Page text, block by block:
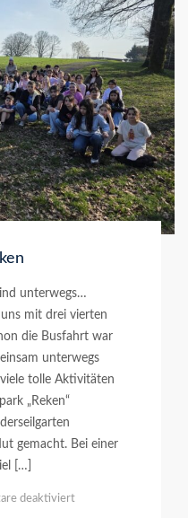
unterwegs…
mit drei vierten
die Busfahrt war
unterwegs
tolle Aktivitäten
„Reken“
gemacht. Bei einer
[…]
deaktiviertfür